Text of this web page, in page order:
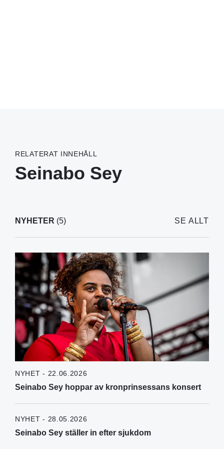
RELATERAT INNEHÅLL
Seinabo Sey
NYHETER (5) SE ALLT
NYHET - 22.06.2026
Seinabo Sey hoppar av kronprinsessans konsert
NYHET - 28.05.2026
Seinabo Sey ställer in efter sjukdom